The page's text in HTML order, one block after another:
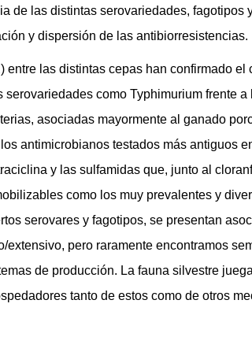
de las distintas serovariedades, fagotipos
y dispersión de las antibiorresistencias.
las distintas cepas han confirmado el
como Typhimurium frente
asociadas mayormente al ganado
antimicrobianos testados más antiguos
y las sulfamidas que, junto al
como los muy prevalentes y
serovares y fagotipos, se presentan
extensivo, pero raramente encontramos
de producción. La fauna silvestre
tanto de estos como de otros